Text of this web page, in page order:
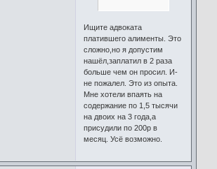
Ищите адвоката
платившего алименты. Это
сложно,но я допустим
нашёл,заплатил в 2 раза
больше чем он просил. И-
не пожалел. Это из опыта.
Мне хотели впаять на
содержание по 1,5 тысячи
на двоих на 3 года,а
присудили по 200р в
месяц. Усё возможно.